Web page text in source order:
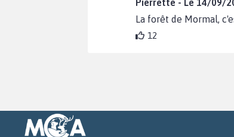
Pierrette - Le 14/09/
La forêt de Mormal,
12